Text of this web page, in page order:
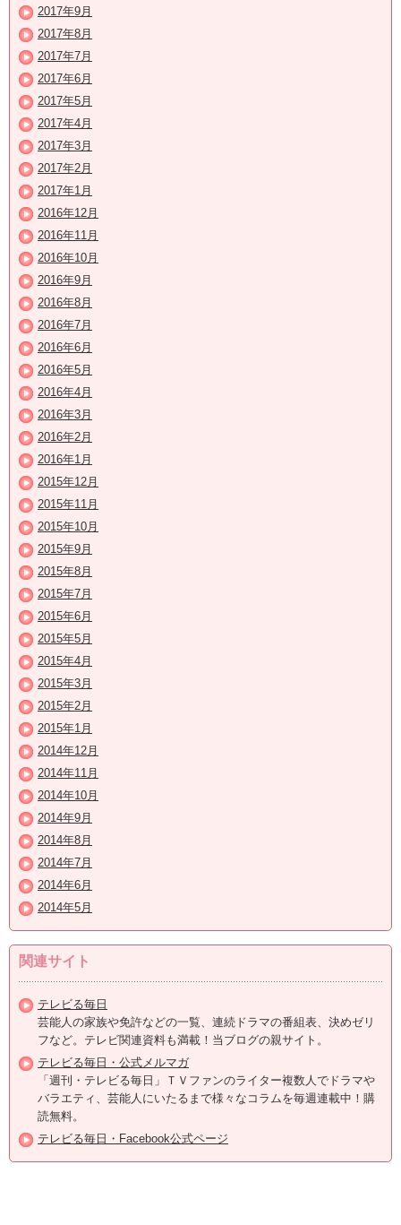
2017年9月
2017年8月
2017年7月
2017年6月
2017年5月
2017年4月
2017年3月
2017年2月
2017年1月
2016年12月
2016年11月
2016年10月
2016年9月
2016年8月
2016年7月
2016年6月
2016年5月
2016年4月
2016年3月
2016年2月
2016年1月
2015年12月
2015年11月
2015年10月
2015年9月
2015年8月
2015年7月
2015年6月
2015年5月
2015年4月
2015年3月
2015年2月
2015年1月
2014年12月
2014年11月
2014年10月
2014年9月
2014年8月
2014年7月
2014年6月
2014年5月
関連サイト
テレビる毎日
芸能人の家族や免許などの一覧、連続ドラマの番組表、決めゼリ
フなど。テレビ関連資料も満載！当ブログの親サイト。
テレビる毎日・公式メルマガ
「週刊・テレビる毎日」ＴＶファンのライター複数人でドラマや
バラエティ、芸能人にいたるまで様々なコラムを毎週連載中！購
読無料。
テレビる毎日・Facebook公式ページ